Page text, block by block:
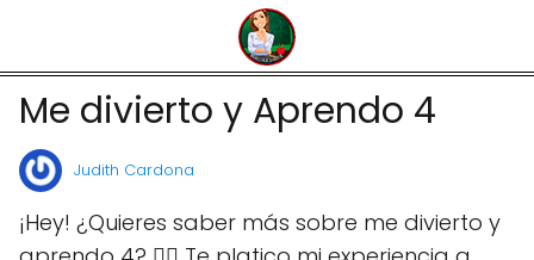
Me divierto y Aprendo 4
Judith Cardona
¡Hey! ¿Quieres saber más sobre me divierto y